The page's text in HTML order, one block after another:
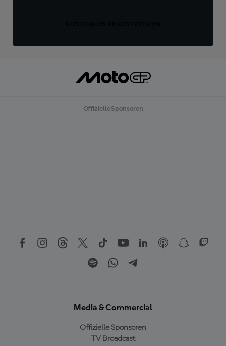
Offizielle Sponsoren
Media & Commercial
Offizielle Sponsoren
TV Broadcast